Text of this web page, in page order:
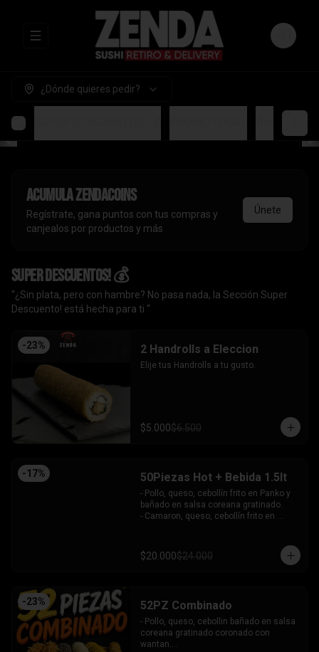
Abrir menu de navegación Login
¿Dónde quieres pedir?
AcumulaZendaCoins
Regístrate, gana puntos con tus compras y
canjealos por productos y más
Únete
SUPER DESCUENTOS! 💰
“¿Sin plata, pero con hambre? No pasa nada, la Sección Super
Descuento! está hecha para ti “
-23% 2 Handrolls a Eleccion
Elije tus Handrolls a tu gusto.
$5.000$6.500
-17% 50Piezas Hot + Bebida 1.5lt
- Pollo, queso, cebollín frito en Panko y
bañado en salsa coreana gratinado.
- Camaron, queso, cebollín frito en
bañado en salsa tari.
- Salmón, queso, cebollín frito en Panko.
$20.000$24.000
-23% 52PZ Combinado
- Pollo, queso, cebollin bañado en salsa
coreana gratinado coronado con
wantan.